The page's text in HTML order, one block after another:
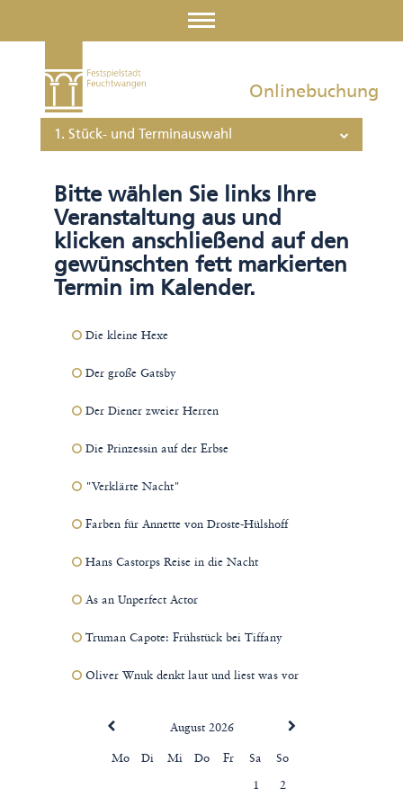
Onlinebuchung
1. Stück- und Terminauswahl
Bitte wählen Sie links Ihre
Veranstaltung aus und
klicken anschließend auf den
gewünschten fett markierten
Termin im Kalender.
Die kleine Hexe
Der große Gatsby
Der Diener zweier Herren
Die Prinzessin auf der Erbse
"Verklärte Nacht"
Farben für Annette von Droste-Hülshoff
Hans Castorps Reise in die Nacht
As an Unperfect Actor
Truman Capote: Frühstück bei Tiffany
Oliver Wnuk denkt laut und liest was vor
August 2026
Mo Di Mi Do Fr Sa So
1 2